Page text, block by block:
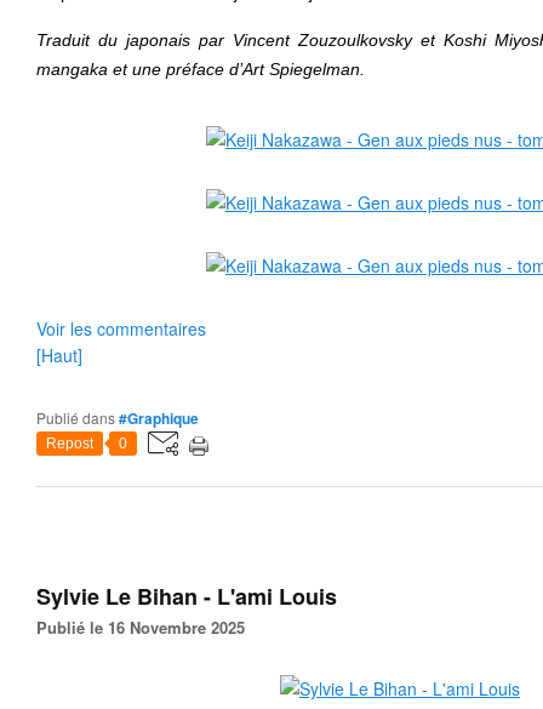
Traduit du japonais par Vincent Zouzoulkovsky et Koshi
mangaka et une préface d’Art Spiegelman.
Voir les commentaires
[Haut]
Publié dans#Graphique
Repost 0
Sylvie Le Bihan - L'ami Louis
Publié le 16 Novembre 2025